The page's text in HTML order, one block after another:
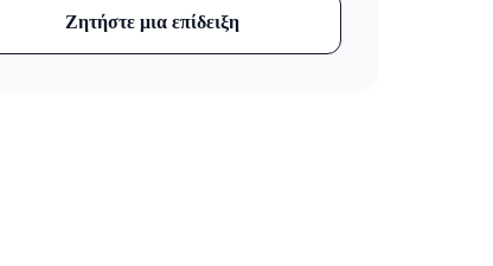
Ζητήστε μια επίδειξη